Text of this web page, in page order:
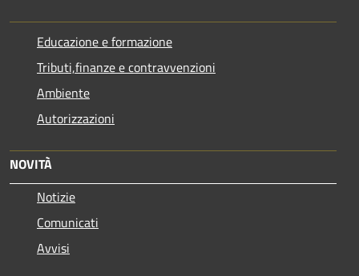
Educazione e formazione
Tributi,finanze e contravvenzioni
Ambiente
Autorizzazioni
NOVITÀ
Notizie
Comunicati
Avvisi